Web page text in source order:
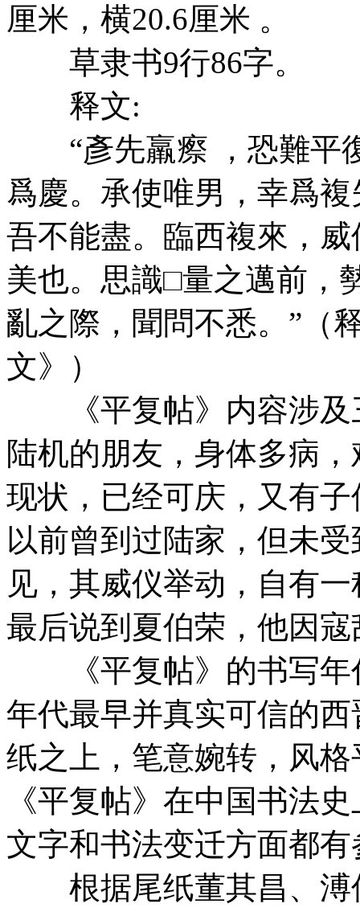
厘米，横20.6厘米 。
草隶书9行86字。
释文:
“彥先羸瘵 ，恐難平
爲慶。承使唯男，幸爲
吾不能盡。臨西複來，
美也。思識□量之邁前，
亂之際，聞問不悉。”（
文》）
《平复帖》内容涉及
陆机的朋友，身体多病
现状，已经可庆，又有
以前曾到过陆家，但未
见，其威仪举动，自有
最后说到夏伯荣，他因
《平复帖》的书写年
年代最早并真实可信的
纸之上，笔意婉转，风
《平复帖》在中国书法
文字和书法变迁方面都
根据尾纸董其昌、溥